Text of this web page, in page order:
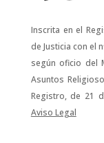
Inscrita en el
de Justicia con el
según oficio del
Asuntos
Registro, de 21
Aviso Legal